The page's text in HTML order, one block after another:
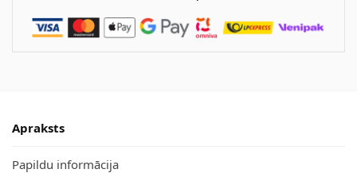
Apraksts
Papildu informācija